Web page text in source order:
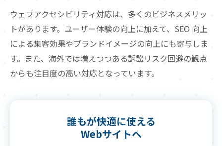
ウェブアクセシビリティ対応は、多くのビジネスメリッ
トがあります。 ユーザー体験の向上に加えて、SEO 向上
による集客効果やブランドイメージの向上にも寄与しま
す。 また、海外では増えつつある訴訟リスク回避の観点
からも注目度の高い対応となっています。
誰もが快適に使える
Webサイトへ